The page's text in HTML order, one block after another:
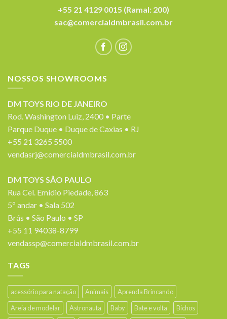
+55 21 4129 0015 (Ramal: 200)
sac@comercialdmbrasil.com.br
NOSSOS SHOWROOMS
DM TOYS RIO DE JANEIRO
Rod. Washington Luiz, 2400 • Parte
Parque Duque • Duque de Caxias • RJ
+55 21 3265 5500
vendasrj@comercialdmbrasil.com.br
DM TOYS SÃO PAULO
Rua Cel. Emídio Piedade, 863
5º andar • Sala 502
Brás • São Paulo • SP
+55 11 94038-8799
vendassp@comercialdmbrasil.com.br
TAGS
acessório para natação Animais
Aprenda Brincando
Areia de modelar
Astronauta Baby Bate e volta
Bichos